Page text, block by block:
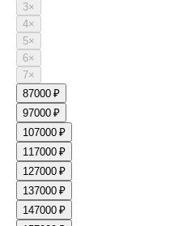
3×
4×
5×
6×
7×
87000 ₽
97000 ₽
107000 ₽
117000 ₽
127000 ₽
137000 ₽
147000 ₽